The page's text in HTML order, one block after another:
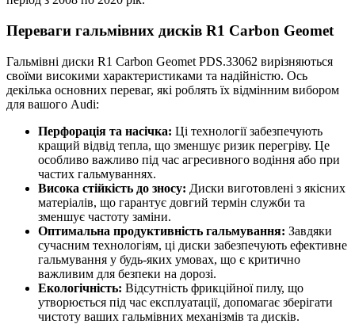
Переваги гальмівних дисків R1 Carbon Geomet
Гальмівні диски R1 Carbon Geomet PDS.33062 вирізняються
своїми високими характеристиками та надійністю. Ось
декілька основних переваг, які роблять їх відмінним вибором
для вашого Audi:
Перфорація та насічка: Ці технології забезпечують
кращий відвід тепла, що зменшує ризик перегріву. Це
особливо важливо під час агресивного водіння або при
частих гальмуваннях.
Висока стійкість до зносу: Диски виготовлені з якісних
матеріалів, що гарантує довгий термін служби та
зменшує частоту заміни.
Оптимальна продуктивність гальмування: Завдяки
сучасним технологіям, ці диски забезпечують ефективне
гальмування у будь-яких умовах, що є критично
важливим для безпеки на дорозі.
Екологічність: Відсутність фрикційної пилу, що
утворюється під час експлуатації, допомагає зберігати
чистоту ваших гальмівних механізмів та дисків.